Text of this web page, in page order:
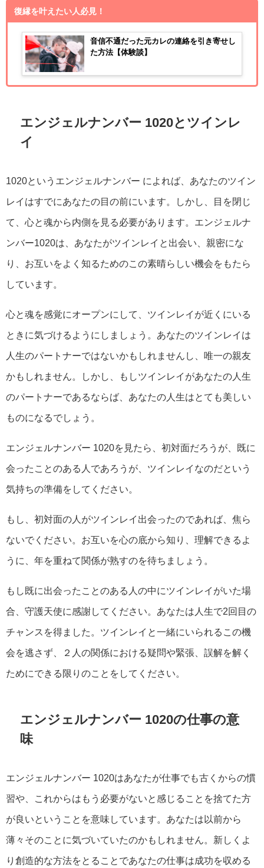
復縁を叶えたい人必見！
音信不通だった元カレの連絡を引き寄せし
た方法【体験談】
エンジェルナンバー 1020とツインレ
イ
1020というエンジェルナンバー によれば、あなたのツイン
レイはすでにあなたの目の前にいます。しかし、目を閉じ
て、心と魂から内側を見る必要があります。エンジェルナ
ンバー1020は、あなたがツインレイと出会い、親密にな
り、お互いをよく知るためのこの素晴らしい機会をもたら
しています。
心と魂を感覚にオープンにして、ツインレイが近くにいる
ときに気づけるようにしましょう。あなたのツインレイは
人生のパートナーではないかもしれませんし、唯一の親友
かもしれません。しかし、もしツインレイがあなたの人生
のパートナーであるならば、あなたの人生はとても美しい
ものになるでしょう。
エンジェルナンバー 1020を見たら、初対面だろうが、既に
会ったことのある人であろうが、ツインレイなのだという
気持ちの準備をしてください。
もし、初対面の人がツインレイ出会ったのであれば、焦ら
ないでください。お互いを心の底から知り、理解できるよ
うに、年を重ねて関係が熟すのを待ちましょう。
もし既に出会ったことのある人の中にツインレイがいた場
合、守護天使に感謝してください。あなたは人生で2回目の
チャンスを得ました。ツインレイと一緒にいられるこの機
会を逃さず、２人の関係における疑問や緊張、誤解を解く
ためにできる限りのことをしてください。
エンジェルナンバー 1020の仕事の意
味
エンジェルナンバー 1020はあなたが仕事でも古くからの慣
習や、これからはもう必要がないと感じることを捨てた方
が良いということを意味しています。あなたは以前から
薄々そのことに気づいていたのかもしれません。新しくよ
り創造的な方法をとることであなたの仕事は成功を収める